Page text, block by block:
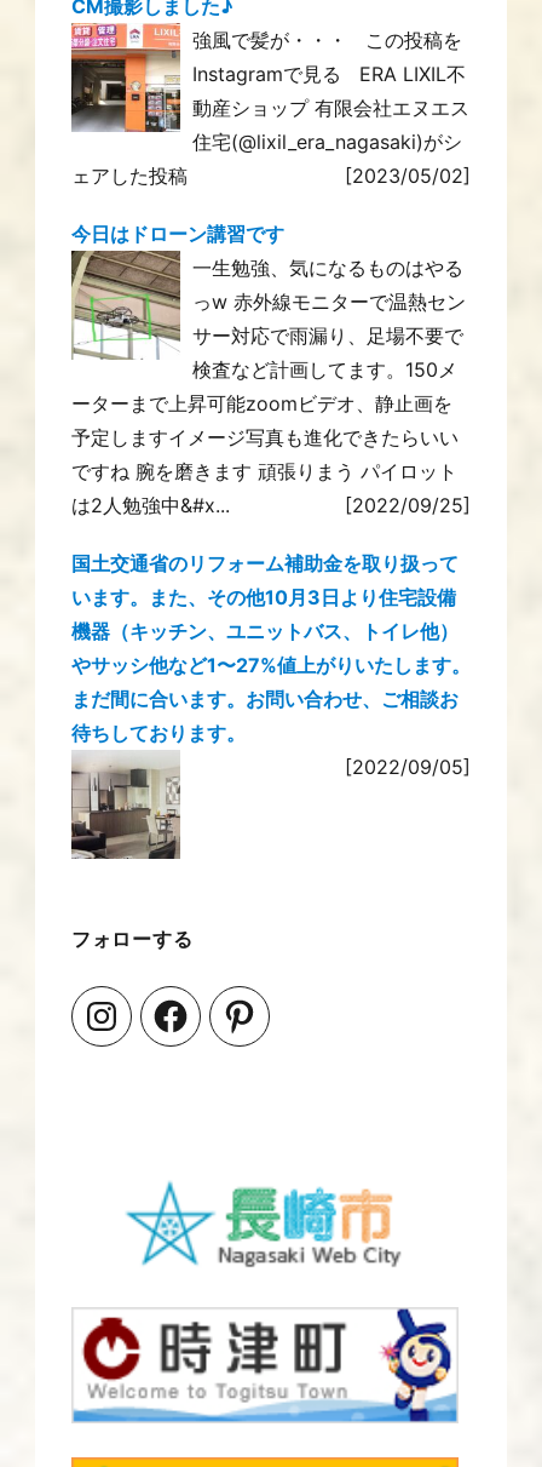
CM撮影しました♪
強風で髪が・・・ この投稿を
Instagramで見る ERA LIXIL不
動産ショップ 有限会社エヌエス
住宅(@lixil_era_nagasaki)がシ
ェアした投稿
[2023/05/02]
今日はドローン講習です
一生勉強、気になるものはやる
っw 赤外線モニターで温熱セン
サー対応で雨漏り、足場不要で
検査など計画してます。150メ
ーターまで上昇可能zoomビデオ、静止画を
予定しますイメージ写真も進化できたらいい
ですね 腕を磨きます 頑張りまう パイロット
は2人勉強中&#x...
[2022/09/25]
国土交通省のリフォーム補助金を取り扱って
います。また、その他10月3日より住宅設備
機器（キッチン、ユニットバス、トイレ他）
やサッシ他など1〜27%値上がりいたします。
まだ間に合います。お問い合わせ、ご相談お
待ちしております。
[2022/09/05]
フォローする